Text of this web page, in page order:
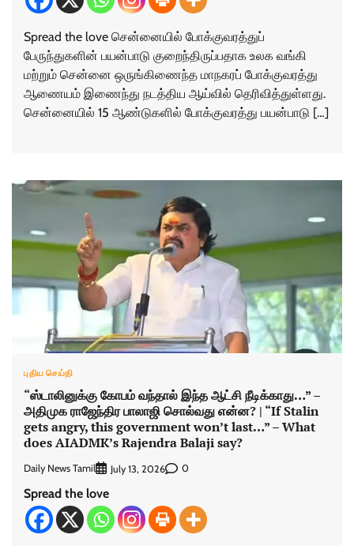
Spread the love சென்னையில் போக்குவரத்துப்
பேருந்துகளின் பயன்பாடு குறைந்திருப்பதாக உலக வங்கி
மற்றும் சென்னை ஒருங்கிணைந்த மாநகரப் போக்குவரத்து
ஆணையம் இணைந்து நடத்திய ஆய்வில் தெரிவித்துள்ளது.
சென்னையில் 15 ஆண்டுகளில் போக்குவரத்து பயன்பாடு […]
புதிய செய்தி
“ஸ்டாலினுக்கு கோபம் வந்தால் இந்த ஆட்சி நீடிக்காது…” –
அதிமுக ராஜேந்திர பாலாஜி சொல்வது என்ன? | “If Stalin
gets angry, this government won’t last…” – What
does AIADMK’s Rajendra Balaji say?
Daily News Tamil July 13, 2026 0
Spread the love